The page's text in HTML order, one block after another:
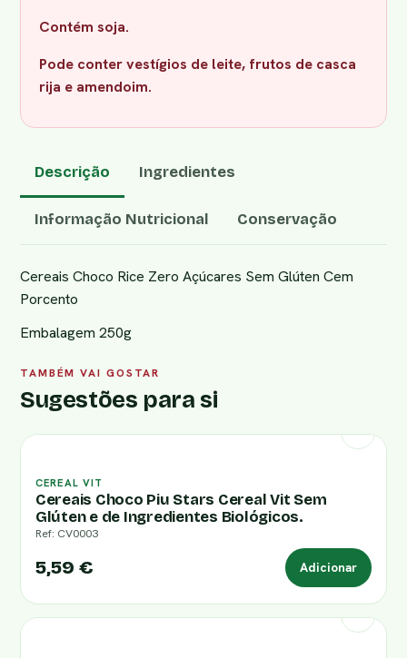
Contém soja.
Pode conter vestígios de leite, frutos de casca
rija e amendoim.
Descrição Ingredientes
Informação Nutricional Conservação
Cereais Choco Rice Zero Açúcares Sem Glúten Cem
Porcento
Embalagem 250g
TAMBÉM VAI GOSTAR
Sugestões para si
CEREAL VIT
Cereais Choco Piu Stars Cereal Vit Sem
Glúten e de Ingredientes Biológicos.
Ref: CV0003
5,59 € Adicionar